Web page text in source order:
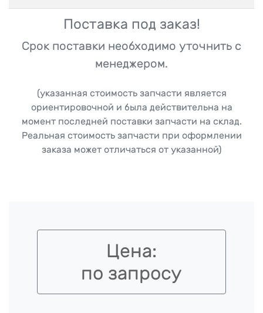
Поставка под заказ!
Срок поставки необходимо уточнить с
менеджером.
(указанная стоимость запчасти является
ориентировочной и была действительна на
момент последней поставки запчасти на склад.
Реальная стоимость запчасти при оформлении
заказа может отличаться от указанной)
Цена:
по запросу